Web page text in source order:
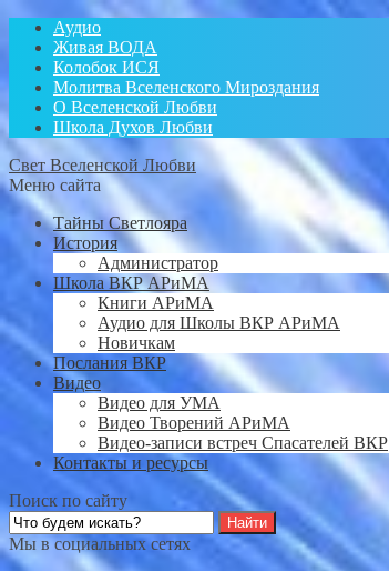
Аудио
Живая ВОДА
Колобок ИСЯ
Молитва Вселенского Мироздания
О Вселенской Любви
Школа Духов Любви
Свет Вселенской Любви
Меню сайта
Тайны Светлояра
История
Администратор
Школа ВКР АРиМА
Книги АРиМА
Аудио для Школы ВКР АРиМА
Новичкам
Послания ВКР
Видео
Видео для УМА
Видео Творений АРиМА
Видео-записи встреч Спасателей ВКР
Контакты и ресурсы
Поиск по сайту
Мы в социальных сетях